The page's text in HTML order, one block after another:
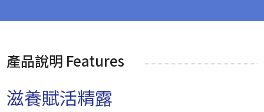
產品說明 Features
滋養賦活精露